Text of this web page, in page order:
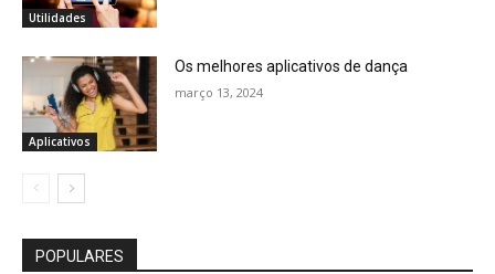
Utilidades
Aplicativos
Os melhores aplicativos de dança
março 13, 2024
POPULARES